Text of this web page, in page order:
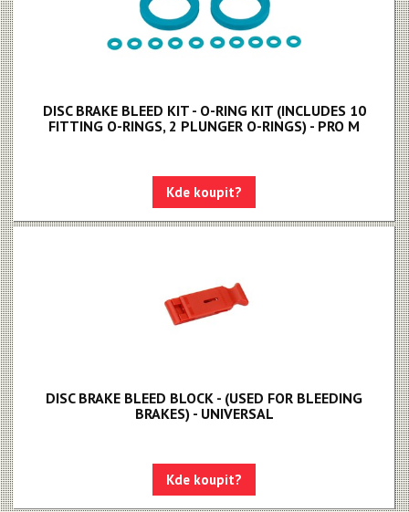
DISC BRAKE BLEED KIT - O-RING KIT (INCLUDES 10
FITTING O-RINGS, 2 PLUNGER O-RINGS) - PRO M
Kde koupit?
DISC BRAKE BLEED BLOCK - (USED FOR BLEEDING
BRAKES) - UNIVERSAL
Kde koupit?